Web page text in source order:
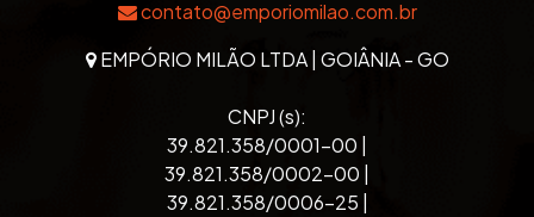
contato@emporiomilao.com.br
EMPÓRIO MILÃO LTDA | GOIÂNIA - GO
CNPJ (s):
39.821.358/0001-00 |
39.821.358/0002-00 |
39.821.358/0006-25 |